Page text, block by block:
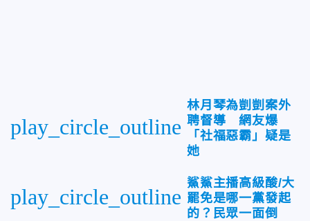
play_circle_outline
林月琴為剴剴案外
聘督導 網友爆
「社福惡霸」疑是
她
play_circle_outline
鯊鯊主播高級酸/大
罷免是哪一黨發起
的？民眾一面倒